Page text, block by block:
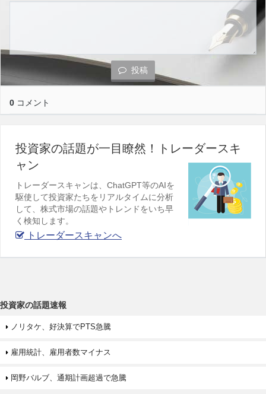
投稿
0 コメント
投資家の話題が一目瞭然！トレーダースキ
ャン
トレーダースキャンは、ChatGPT等のAIを
駆使して投資家たちをリアルタイムに分析
して、株式市場の話題やトレンドをいち早
く検知します。
トレーダースキャンへ
投資家の話題速報
ノリタケ、好決算でPTS急騰
雇用統計、雇用者数マイナス
岡野バルブ、通期計画超過で急騰